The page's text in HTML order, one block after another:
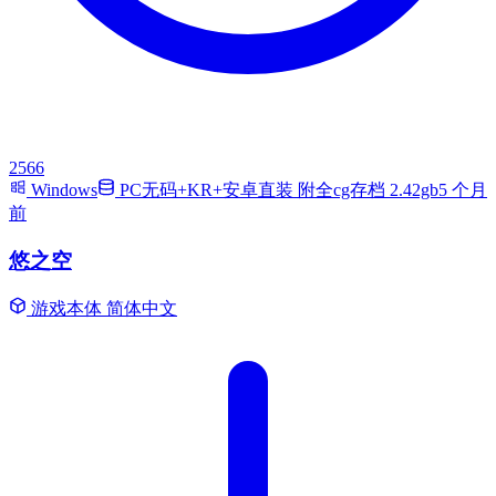
2566
Windows
PC无码+KR+安卓直装 附全cg存档 2.42gb5 个月
前
悠之空
游戏本体 简体中文